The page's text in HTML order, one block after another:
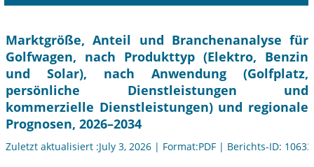
Marktgröße, Anteil und Branchenanalyse für
Golfwagen, nach Produkttyp (Elektro, Benzin
und Solar), nach Anwendung (Golfplatz,
persönliche Dienstleistungen und
kommerzielle Dienstleistungen) und regionale
Prognosen, 2026–2034
Zuletzt aktualisiert :July 3, 2026 | Format:PDF | Berichts-ID: